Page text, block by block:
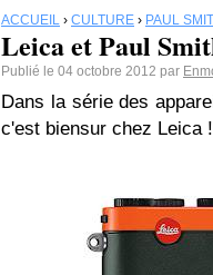
ACCUEIL › CULTURE › PAUL
Leica et Paul
Publié le 04 octobre 2012 par
Dans la série des
c'est biensur chez Leica !